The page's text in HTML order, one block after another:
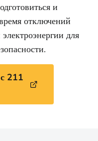
и
отключений
для
211